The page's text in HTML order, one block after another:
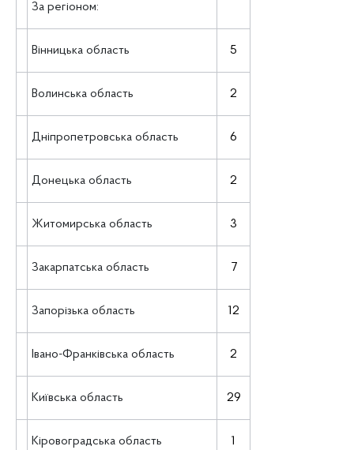
За регіоном:
Вінницька область 5
Волинська область 2
Дніпропетровська область 6
Донецька область 2
Житомирська область 3
Закарпатська область 7
Запорізька область 12
Івано-Франківська область 2
Київська область 29
Кіровоградська область 1